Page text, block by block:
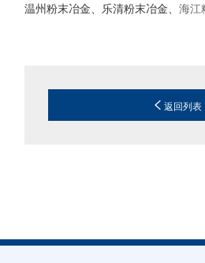
温州粉末冶金、乐清粉末冶金、海江
返回列表